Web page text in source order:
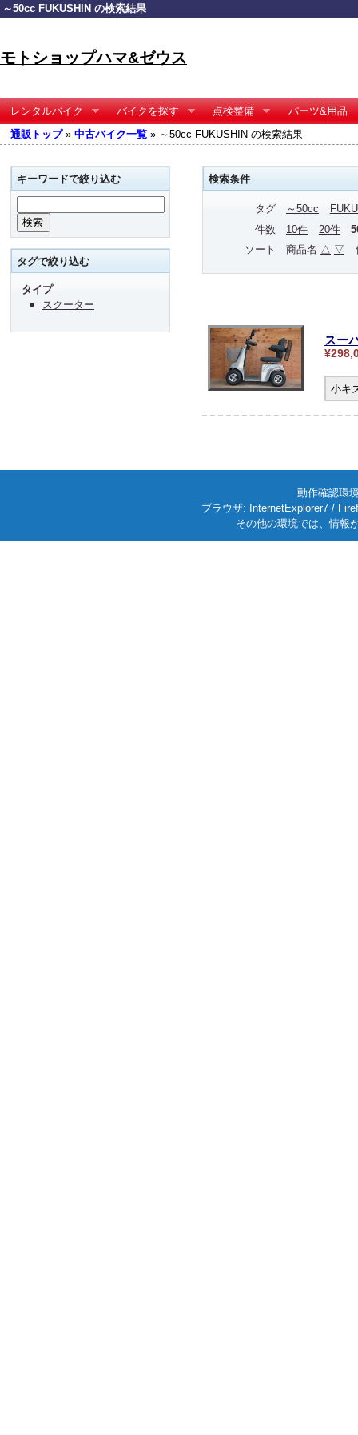
～50cc FUKUSHIN の検索結果
モトショップハマ&ゼウス
レンタルバイク バイクを探す 点検整備
パーツ&用品
通販トップ» 中古バイク一覧 » ～50cc FUKUSHIN の検索結果
検索条件
タグ ～50cc
件数
10件 20件
ソート
商品名 △ ▽
スー
小キ
キーワードで絞り込む
タグで絞り込む
タイプ
スクーター
動作確認環
ブラウザ: InternetExplorer7 /
その他の環境では、情報